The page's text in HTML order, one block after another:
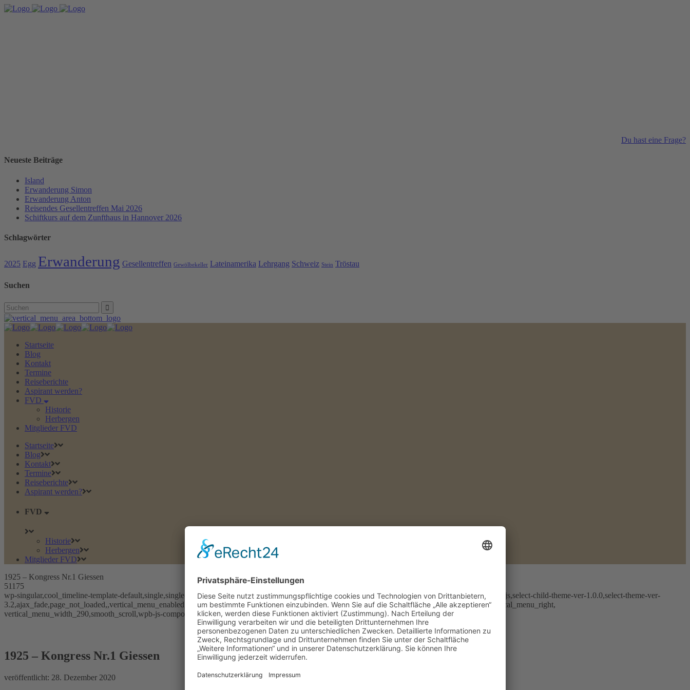
Du hast eine Frage?
Neueste Beiträge
Island
Erwanderung Simon
Erwanderung Anton
Reisendes Gesellentreffen Mai 2026
Schiftkurs auf dem Zunfthaus in Hannover 2026
Schlagwörter
2025 Egg Erwanderung Gesellentreffen Gewölbekeller Lateinamerika Lehrgang Schweiz Stein Tröstau
Suchen
Search
for:
Startseite
Blog
Kontakt
Termine
Reiseberichte
Aspirant werden?
FVD
Historie
Herbergen
Mitglieder FVD
Startseite
Blog
Kontakt
Termine
Reiseberichte
Aspirant werden?
FVD
Historie
Herbergen
Mitglieder FVD
1925 – Kongress Nr.1 Giessen
51175
wp-singular,cool_timeline-template-default,single,single-cool_timeline,postid-51175,wp-theme-cabin,wp-child-theme-cabin-child,cabin-core-1.0.2,tribe-no-js,select-child-theme-ver-1.0.0,select-theme-ver-
3.2,ajax_fade,page_not_loaded,,vertical_menu_enabled, vertical_menu_hidden vertical_menu_hidden_with_icons,vertical_menu_hidden_with_logo, vertical_menu_right,
vertical_menu_width_290,smooth_scroll,wpb-js-composer js-comp-ver-8.7.4,vc_responsive
1925 – Kongress Nr.1 Giessen
1925 – Kongress Nr.1 Giessen
veröffentlicht: 28. Dezember 2020